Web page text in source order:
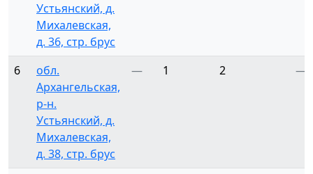
Устьянский, д.
Михалевская,
д. 36, стр. брус
6
обл.
Архангельская,
р-н.
Устьянский, д.
Михалевская,
д. 38, стр. брус
— 1 2 —